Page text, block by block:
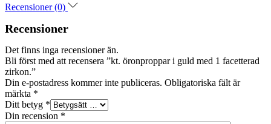
Recensioner (0)
Recensioner
Det finns inga recensioner än.
Bli först med att recensera ”kt. öronproppar i guld med 1 facetterad
zirkon.”
Din e-postadress kommer inte publiceras. Obligatoriska fält är
märkta *
Ditt betyg *
Din recension *